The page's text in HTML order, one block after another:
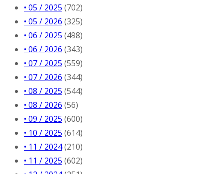
• 05 / 2025 (702)
• 05 / 2026 (325)
• 06 / 2025 (498)
• 06 / 2026 (343)
• 07 / 2025 (559)
• 07 / 2026 (344)
• 08 / 2025 (544)
• 08 / 2026 (56)
• 09 / 2025 (600)
• 10 / 2025 (614)
• 11 / 2024(210)
• 11 / 2025 (602)